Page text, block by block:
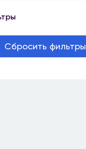
Сбросить фильтры